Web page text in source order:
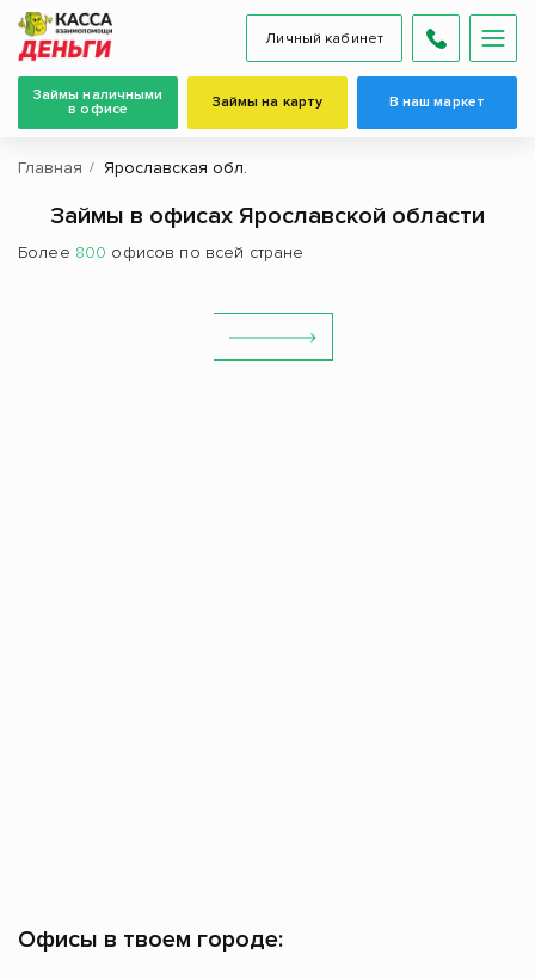
Личный кабинет
Займы наличными
в офисе
Займы на карту В наш маркет
Главная Ярославская обл.
Займы в офисах Ярославской области
Более 800 офисов по всей стране
Офисы в твоем городе: